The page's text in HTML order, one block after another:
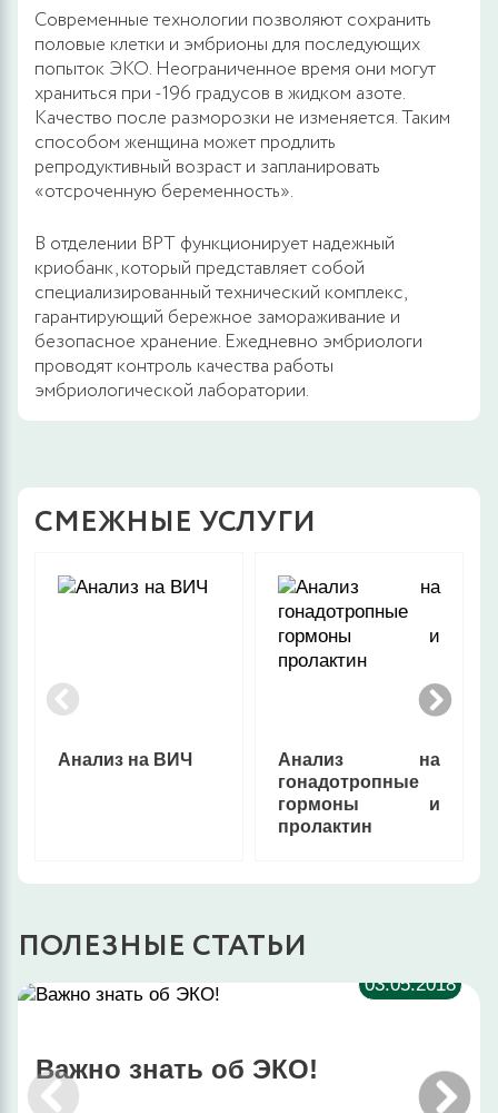
Современные технологии позволяют сохранить
половые клетки и эмбрионы для последующих
попыток ЭКО. Неограниченное время они могут
храниться при -196 градусов в жидком азоте.
Качество после разморозки не изменяется. Таким
способом женщина может продлить
репродуктивный возраст и запланировать
«отсроченную беременность».
В отделении ВРТ функционирует надежный
криобанк, который представляет собой
специализированный технический комплекс,
гарантирующий бережное замораживание и
безопасное хранение. Ежедневно эмбриологи
проводят контроль качества работы
эмбриологической лаборатории.
СМЕЖНЫЕ УСЛУГИ
Анализ на ВИЧ
Анализ на
гонадотропные
гормоны и
пролактин
ПОЛЕЗНЫЕ СТАТЬИ
03.05.2018
Важно знать об ЭКО!